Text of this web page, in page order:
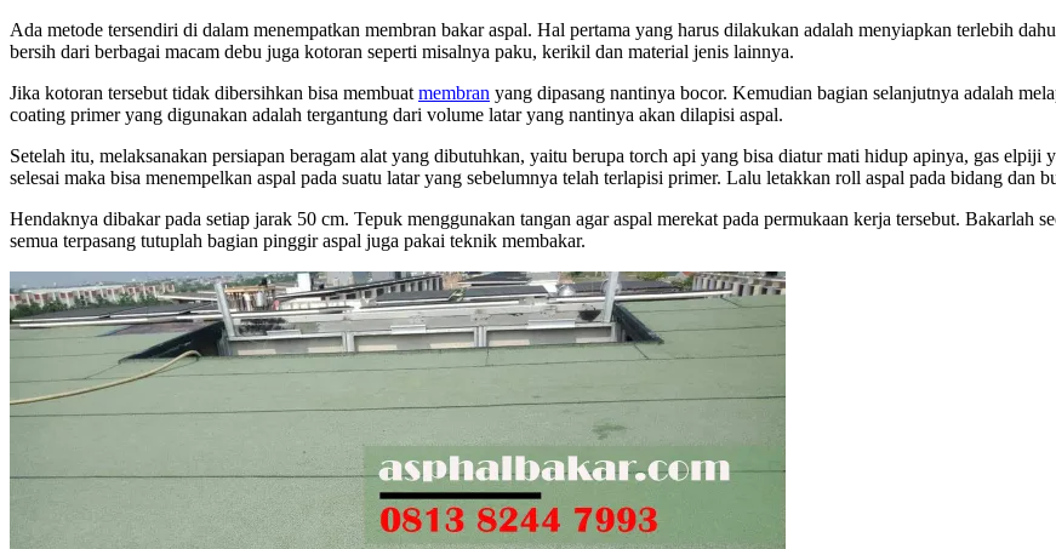
Ada metode tersendiri di dalam menempatkan membran bakar aspal. Hal pertama yang harus dilakukan adalah menyiapkan terlebih
bersih dari berbagai macam debu juga kotoran seperti misalnya paku, kerikil dan material jenis lainnya.
Jika kotoran tersebut tidak dibersihkan bisa membuat membran yang dipasang nantinya bocor. Kemudian bagian selanjutnya adalah
coating primer yang digunakan adalah tergantung dari volume latar yang nantinya akan dilapisi aspal.
Setelah itu, melaksanakan persiapan beragam alat yang dibutuhkan, yaitu berupa torch api yang bisa diatur mati hidup apinya, gas elpiji
selesai maka bisa menempelkan aspal pada suatu latar yang sebelumnya telah terlapisi primer. Lalu letakkan roll aspal pada bidang dan
Hendaknya dibakar pada setiap jarak 50 cm. Tepuk menggunakan tangan agar aspal merekat pada permukaan kerja tersebut. Bakarlah
semua terpasang tutuplah bagian pinggir aspal juga pakai teknik membakar.